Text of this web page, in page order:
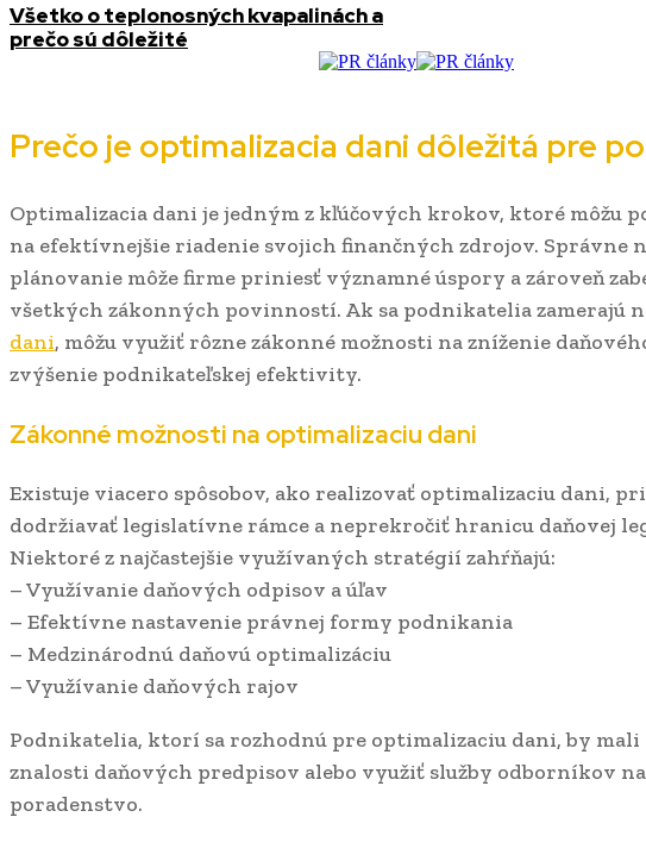
Všetko o teplonosných kvapalinách a
prečo sú dôležité
Prečo je optimalizacia dani dôležitá pre
Optimalizacia dani je jedným z kľúčových krokov, ktoré môžu
na efektívnejšie riadenie svojich finančných zdrojov. Správne
plánovanie môže firme priniesť významné úspory a zároveň
všetkých zákonných povinností. Ak sa podnikatelia zamerajú
dani, môžu využiť rôzne zákonné možnosti na zníženie
zvýšenie podnikateľskej efektivity.
Zákonné možnosti na optimalizaciu dani
Existuje viacero spôsobov, ako realizovať optimalizaciu dani,
dodržiavať legislatívne rámce a neprekročiť hranicu daňovej
Niektoré z najčastejšie využívaných stratégií zahŕňajú:
– Využívanie daňových odpisov a úľav
– Efektívne nastavenie právnej formy podnikania
– Medzinárodnú daňovú optimalizáciu
– Využívanie daňových rajov
Podnikatelia, ktorí sa rozhodnú pre optimalizaciu dani, by mali
znalosti daňových predpisov alebo využiť služby odborníkov
poradenstvo.